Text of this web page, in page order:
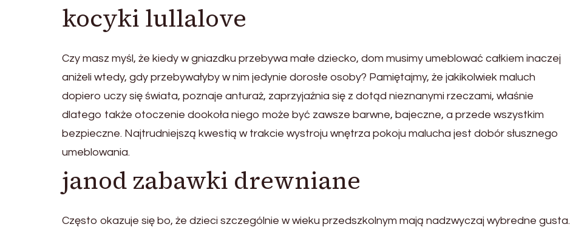
kocyki lullalove
Czy masz myśl, że kiedy w gniazdku przebywa małe dziecko, dom musimy umeblować całkiem inaczej
aniżeli wtedy, gdy przebywałyby w nim jedynie dorosłe osoby? Pamiętajmy, że jakikolwiek maluch
dopiero uczy się świata, poznaje anturaż, zaprzyjaźnia się z dotąd nieznanymi rzeczami, właśnie
dlatego także otoczenie dookoła niego może być zawsze barwne, bajeczne, a przede wszystkim
bezpieczne. Najtrudniejszą kwestią w trakcie wystroju wnętrza pokoju malucha jest dobór słusznego
umeblowania.
janod zabawki drewniane
Często okazuje się bo, że dzieci szczególnie w wieku przedszkolnym mają nadzwyczaj wybredne gusta.